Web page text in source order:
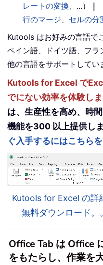
レートの変換、...） ｜
行のマージ、 セルの分
Kutools はお好みの言語で
ペイン語、ドイツ語、フ
他の言語をサポートしてい
Kutools for Excel で
でにない効率を体験しま
は、生産性を高め、時
機能を300 以上提供しま
ぐ入手するにはこちら
Kutools for Excel の詳
無料ダウンロード。
Office Tab は Office
をもたらし、作業を